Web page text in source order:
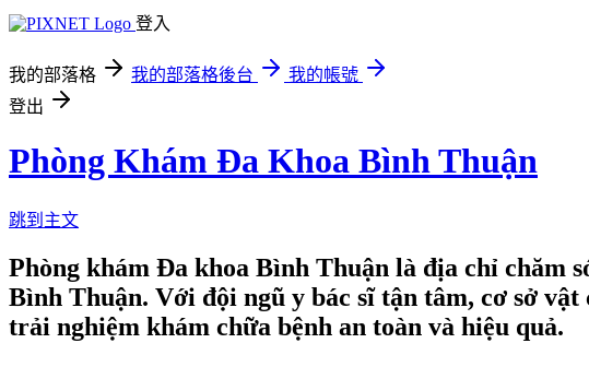
登入
我的部落格 我的部落格後台
我的帳號
登出
Phòng Khám Đa Khoa Bình Thuận
跳到主文
Phòng khám Đa khoa Bình Thuận là địa chỉ chăm
Bình Thuận. Với đội ngũ y bác sĩ tận tâm, cơ sở
trải nghiệm khám chữa bệnh an toàn và hiệu quả.